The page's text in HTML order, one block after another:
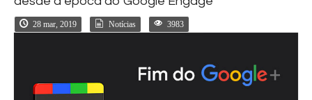
28 mar, 2019 Notícias 3983